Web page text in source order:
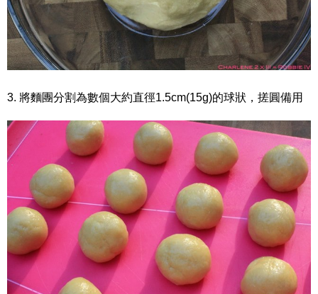
3. 將麵團分割為數個大約直徑1.5cm(15g)的球狀，搓圓備用